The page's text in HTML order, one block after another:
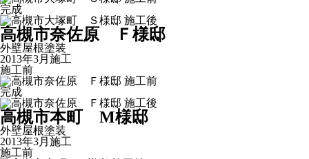
完成
高槻市奈佐原 Ｆ様邸
外壁屋根塗装
2013年3月施工
施工前
完成
高槻市本町 М様邸
外壁屋根塗装
2013年3月施工
施工前